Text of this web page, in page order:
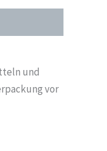
und
vor